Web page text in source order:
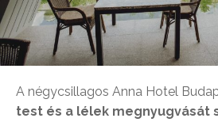
A négycsillagos Anna Hotel
test és a lélek megnyugvását